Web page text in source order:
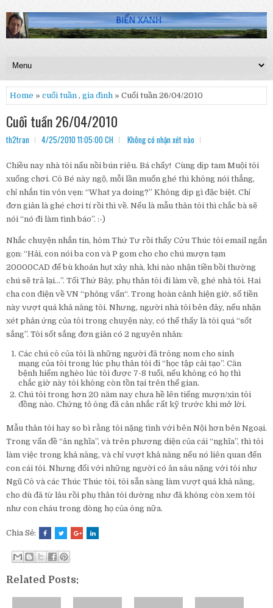
Home » cuối tuần , gia đình » Cuối tuần 26/04/2010
Cuối tuần 26/04/2010
th2tran 4/25/2010 11:05:00 CH Không có nhận xét nào
Chiều nay nhà tôi nấu nồi bún riêu. Bá chấy! Cùng dịp tam Muội tôi
xuống chơi. Cô Bé này ngộ, mỗi lần muốn ghé thì không nói thẳng,
chỉ nhắn tin vỏn vẹn: “What ya doing?” Không dịp gì đặc biệt. Chỉ
đơn giản là ghé chơi tí rồi thì về. Nếu là mẫu thân tôi thì chắc bà sẽ
nói “nó đi làm tình báo”. :-)
Nhắc chuyện nhắn tin, hôm Thứ Tư rồi thấy Cửu Thúc tôi email ngắn
gọn: “Hải, con nói ba con và P gom cho cho chú mượn tạm
20000CAD để bù khoản hụt xây nhà, khi nào nhận tiền bồi thường
chú sẽ trả lại…”. Tối Thứ Bảy, phụ thân tôi đi làm về, ghé nhà tôi. Hai
cha con điện về VN “phỏng vấn“. Trong hoàn cảnh hiện giờ, số tiền
này vượt quá khả năng tôi. Nhưng, người nhà tôi bên đây, nếu nhận
xét phản ứng của tôi trong chuyện này, có thể thấy là tôi quá “sốt
sắng”. Tôi sốt sắng đơn giản có 2 nguyên nhân:
Các chú cô của tôi là những người đã trông nom cho sinh
mạng của tôi trong lúc phụ thân tôi đi “học tập cải tạo”. Căn
bệnh hiểm nghèo lúc tôi được 7-8 tuổi, nếu không có họ thì
chắc giờ này tôi không còn tồn tại trên thế gian.
Chú tôi trong hơn 20 năm nay chưa hề lên tiếng mượn/xin tôi
đồng nào. Chứng tỏ ông đã cân nhắc rất kỹ trước khi mở lời.
Mẫu thân tôi hay so bì rằng tôi nặng tình với bên Nội hơn bên Ngoại.
Trong vấn đề “ân nghĩa”, và trên phương diện của cái “nghĩa”, thì tôi
làm việc trong khả năng, và chỉ vượt khả năng nếu nó liên quan đến
con cái tôi. Nhưng đối với những người có ân sâu nặng với tôi như
Ngũ Cô và các Thúc Thúc tôi, tôi sẵn sàng làm vượt quá khả năng,
cho dù đã từ lâu rồi phụ thân tôi dường như đã không còn xem tôi
như con cháu trong dòng họ của ông nữa.
Chia Sẻ:
Related Posts: